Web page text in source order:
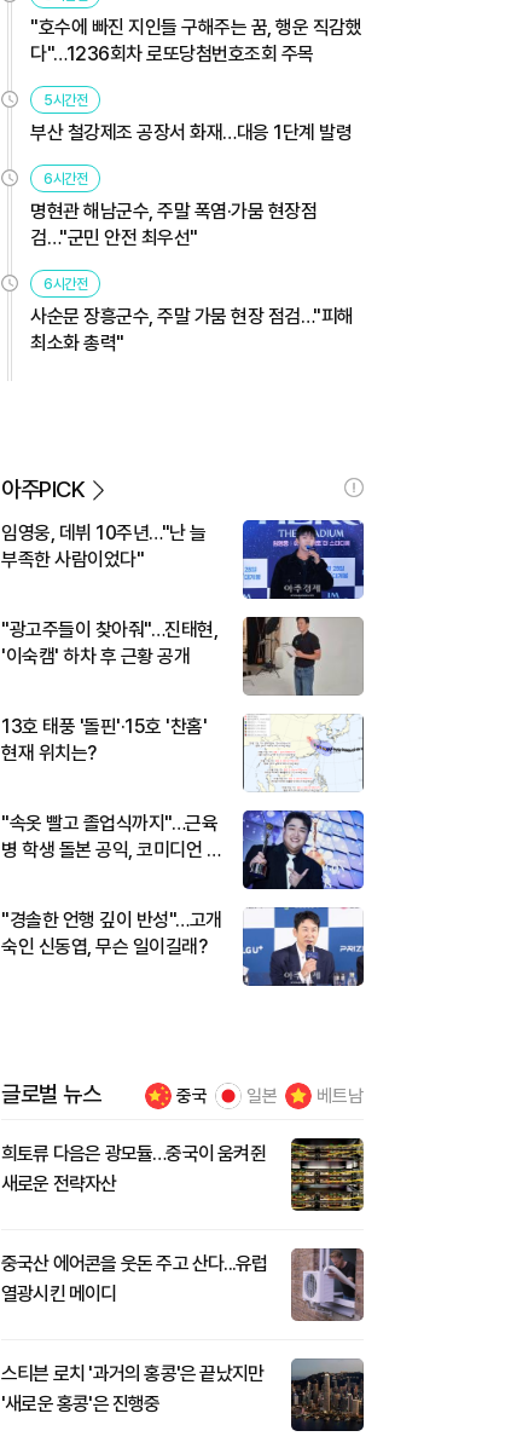
"호수에 빠진 지인들 구해주는 꿈, 행운 직감했
다"…1236회차 로또당첨번호조회 주목
5시간전
부산 철강제조 공장서 화재…대응 1단계 발령
6시간전
명현관 해남군수, 주말 폭염·가뭄 현장점
검…"군민 안전 최우선"
6시간전
사순문 장흥군수, 주말 가뭄 현장 점검…"피해
최소화 총력"
아주PICK
임영웅, 데뷔 10주년…"난 늘
부족한 사람이었다"
"광고주들이 찾아줘"…진태현,
'이숙캠' 하차 후 근황 공개
13호 태풍 '돌핀'·15호 '찬홈'
현재 위치는?
"속옷 빨고 졸업식까지"…근육
병 학생 돌본 공익, 코미디언 김
"경솔한 언행 깊이 반성"…고개
숙인 신동엽, 무슨 일이길래?
글로벌 뉴스 중국 일본 베트남
희토류 다음은 광모듈…중국이 움켜쥔
새로운 전략자산
중국산 에어콘을 웃돈 주고 산다...유럽
열광시킨 메이디
스티븐 로치 '과거의 홍콩'은 끝났지만
'새로운 홍콩'은 진행중